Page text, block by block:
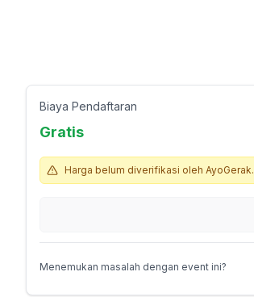
Biaya Pendaftaran
Gratis
Harga belum diverifikasi oleh AyoGerak.
Menemukan masalah dengan event ini?